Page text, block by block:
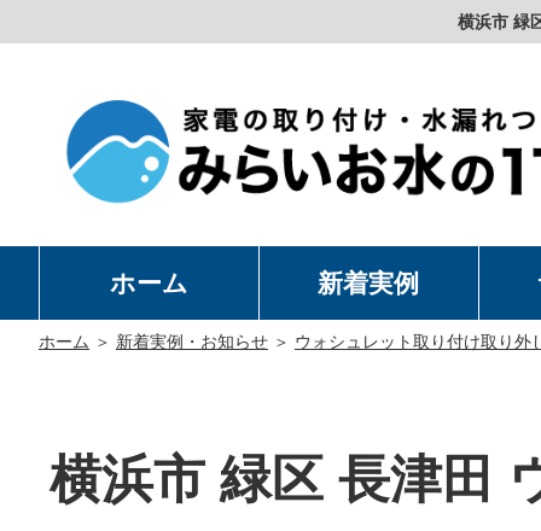
横浜市 緑
ホーム 新着実例
洗
温
卓
水
ホーム ＞ 新着実例・お知らせ ＞ ウォシュレット取り付け取り外
横浜市 緑区 長津田